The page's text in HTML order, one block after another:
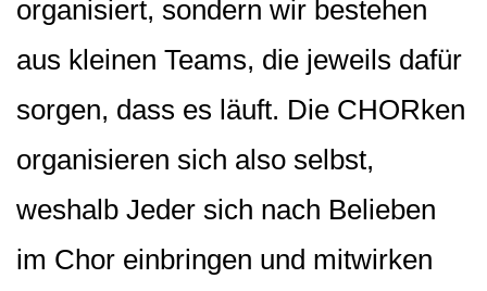
organisiert, sondern wir bestehen
aus kleinen Teams, die jeweils dafür
sorgen, dass es läuft. Die CHORken
organisieren sich also selbst,
weshalb Jeder sich nach Belieben
im Chor einbringen und mitwirken